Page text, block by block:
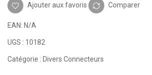
Ajouter aux favoris Comparer
EAN: N/A
UGS : 10182
Catégorie : Divers Connecteurs